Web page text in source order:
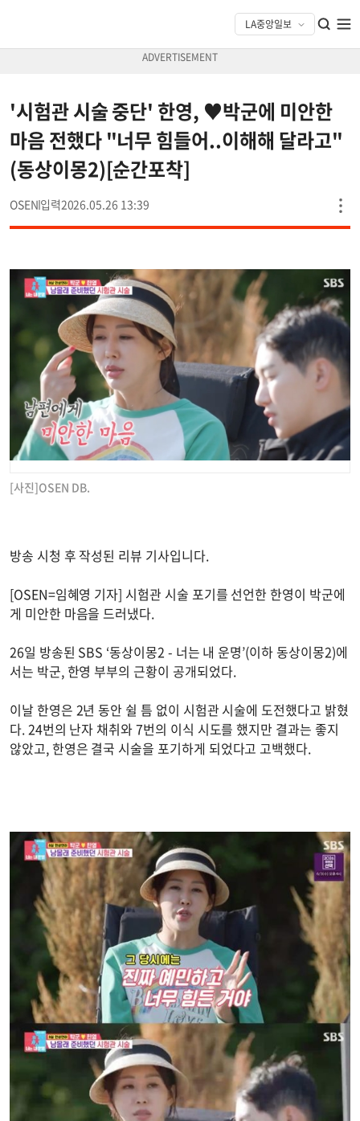
'시험관 시술 중단' 한영, ♥박군에 미안한
마음 전했다 "너무 힘들어..이해해 달라고"
(동상이몽2)[순간포착]
OSEN 2026.05.26 13:39
[사진]OSEN DB.
방송 시청 후 작성된 리뷰 기사입니다.
[OSEN=임혜영 기자] 시험관 시술 포기를 선언한 한영이 박군에
게 미안한 마음을 드러냈다.
26일 방송된 SBS ‘동상이몽2 - 너는 내 운명’(이하 동상이몽2)에
서는 박군, 한영 부부의 근황이 공개되었다.
이날 한영은 2년 동안 쉴 틈 없이 시험관 시술에 도전했다고 밝혔
다. 24번의 난자 채취와 7번의 이식 시도를 했지만 결과는 좋지
않았고, 한영은 결국 시술을 포기하게 되었다고 고백했다.